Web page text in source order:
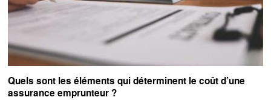
Quels sont les éléments qui déterminent le coût d’une
assurance emprunteur ?